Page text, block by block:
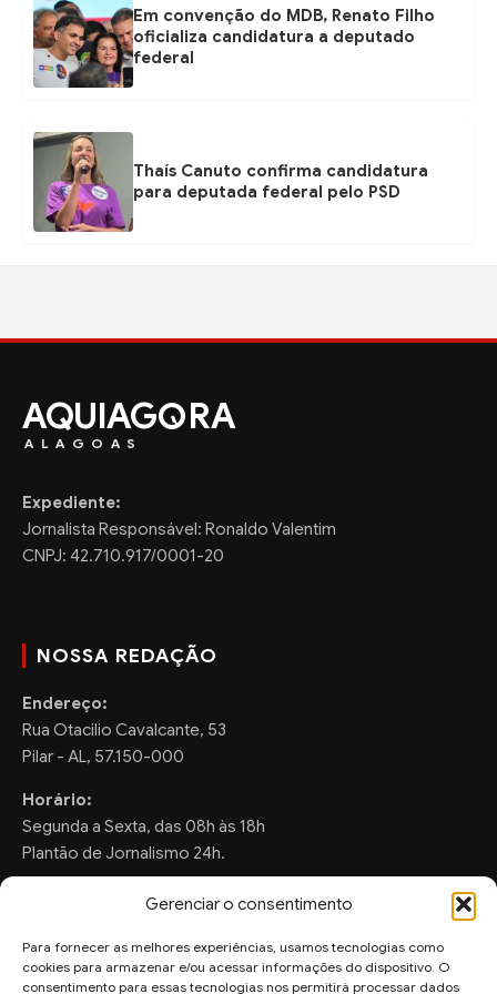
Gerenciar o consentimento
Para fornecer as melhores experiências, usamos tecnologias como
cookies para armazenar e/ou acessar informações do dispositivo. O
consentimento para essas tecnologias nos permitirá processar dados
Em convenção do MDB, Renato Filho
oficializa candidatura a deputado
federal
Thaís Canuto confirma candidatura
para deputada federal pelo PSD
AQUIAG RA
ALAGOAS
Expediente:
Jornalista Responsável: Ronaldo Valentim
CNPJ: 42.710.917/0001-20
NOSSA REDAÇÃO
Endereço:
Rua Otacilio Cavalcante, 53
Pilar - AL, 57.150-000
Horário:
Segunda a Sexta, das 08h às 18h
Plantão de Jornalismo 24h.
FALE CONOSCO